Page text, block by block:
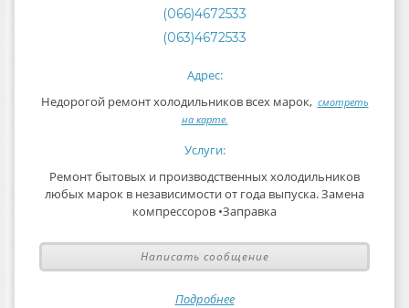
(066)4672533
(063)4672533
Адрес:
Недорогой ремонт холодильников всех марок, смотреть
на карте.
Услуги:
Ремонт бытовых и производственных холодильников
любых марок в независимости от года выпуска. Замена
компрессоров •Заправка
Написать сообщение
Подробнее